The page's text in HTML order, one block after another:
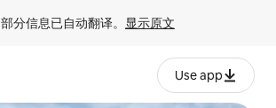
部分信息已自动翻译。 显示原文
Use app